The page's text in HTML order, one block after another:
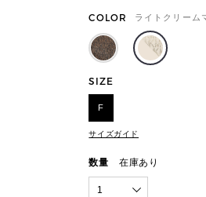
COLOR ライトクリーム
SIZE
F
サイズガイド
数量 在庫あり
1